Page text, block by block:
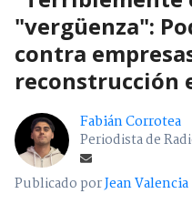
"vergüenza":
contra
reconstrucción
Fabián Corrotea
Periodista de
Publicado porJean Valencia